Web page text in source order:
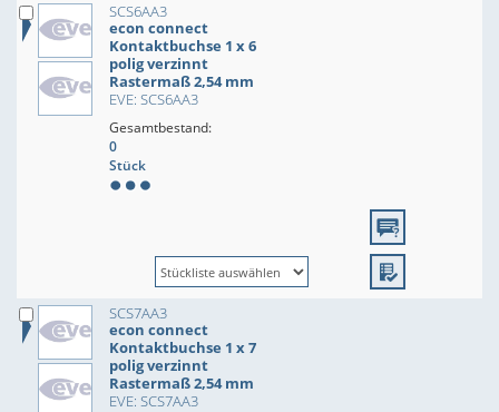
SCS6AA3
econ connect
Kontaktbuchse 1 x 6
polig verzinnt
Rastermaß 2,54 mm
EVE: SCS6AA3
Gesamtbestand:
0
Stück
SCS7AA3
econ connect
Kontaktbuchse 1 x 7
polig verzinnt
Rastermaß 2,54 mm
EVE: SCS7AA3